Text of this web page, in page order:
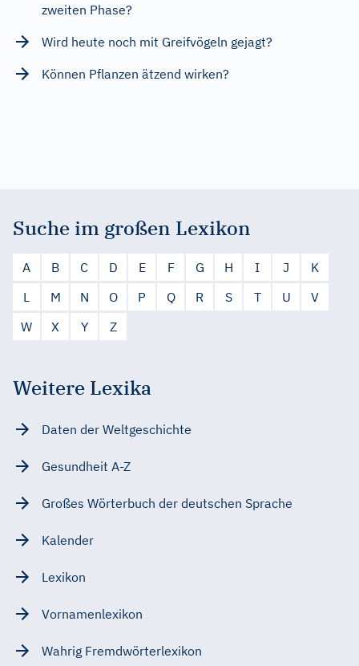
zweiten Phase?
Wird heute noch mit Greifvögeln gejagt?
Können Pflanzen ätzend wirken?
Suche im großen Lexikon
A B C D E F G H I J
K
L
M N O P Q R S T U
V
W
X Y Z
Weitere Lexika
Daten der Weltgeschichte
Gesundheit A-Z
Großes Wörterbuch der deutschen Sprache
Kalender
Lexikon
Vornamenlexikon
Wahrig Fremdwörterlexikon